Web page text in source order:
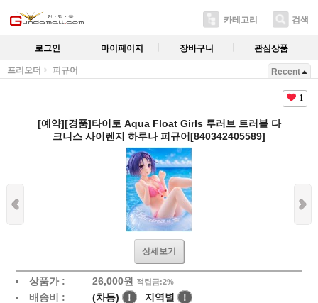
카테고리 검색
로그인 마이페이지 장바구니 관심상품
프리오더 피규어 Recent
1
[예약][경품]타이토 Aqua Float Girls 투러브 트러블 다
크니스 사이렌지 하루나 피규어[840342405589]
상세보기
상품가 : 26,000원 적립금:2%
배송비 : (차등) ! 지역별
!